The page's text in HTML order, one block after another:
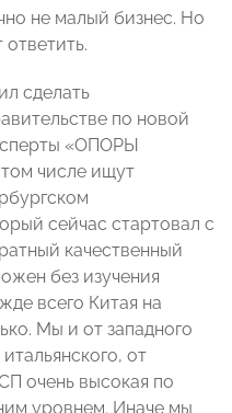
не малый бизнес. Но
сделать
по новой
«ОПОРЫ
числе ищут
сейчас стартовал с
качественный
без изучения
всего Китая на
Мы и от западного
от
очень высокая по
уровнем. Иначе мы